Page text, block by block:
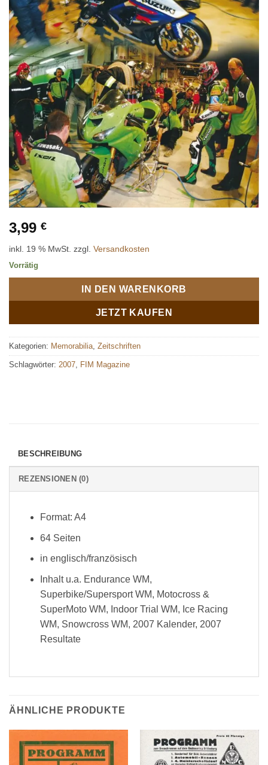
3,99 €
inkl. 19 % MwSt. zzgl. Versandkosten
Vorrätig
IN DEN WARENKORB
JETZT KAUFEN
Kategorien: Memorabilia, Zeitschriften
Schlagwörter: 2007, FIM Magazine
BESCHREIBUNG
REZENSIONEN (0)
Format: A4
64 Seiten
in englisch/französisch
Inhalt u.a. Endurance WM,
Superbike/Supersport WM, Motocross &
SuperMoto WM, Indoor Trial WM, Ice Racing
WM, Snowcross WM, 2007 Kalender, 2007
Resultate
ÄHNLICHE PRODUKTE